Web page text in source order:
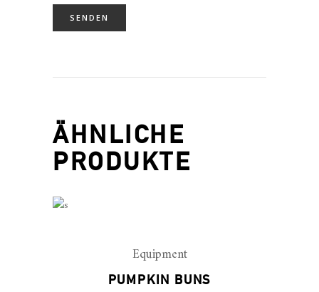
ÄHNLICHE
PRODUKTE
Equipment
PUMPKIN BUNS